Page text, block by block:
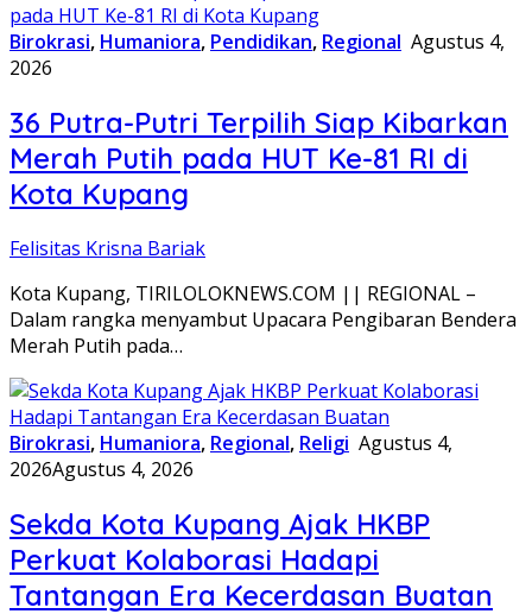
Birokrasi, Humaniora, Pendidikan, Regional Agustus 4,
2026
36 Putra-Putri Terpilih Siap Kibarkan
Merah Putih pada HUT Ke-81 RI di
Kota Kupang
Felisitas Krisna Bariak
Kota Kupang, TIRILOLOKNEWS.COM || REGIONAL –
Dalam rangka menyambut Upacara Pengibaran Bendera
Merah Putih pada…
Birokrasi, Humaniora, Regional, Religi Agustus 4,
2026Agustus 4, 2026
Sekda Kota Kupang Ajak HKBP
Perkuat Kolaborasi Hadapi
Tantangan Era Kecerdasan Buatan